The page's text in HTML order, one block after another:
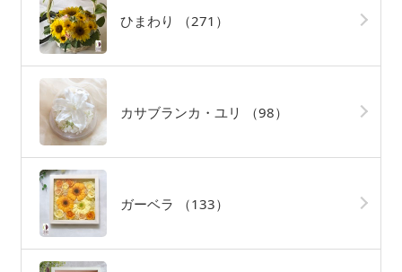
ひまわり （271）
カサブランカ・ユリ （98）
ガーベラ （133）